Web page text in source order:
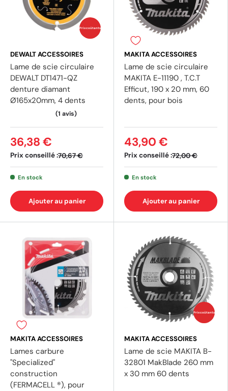
Prix coûtants
DEWALT ACCESSOIRES
Lame de scie circulaire
DEWALT DT1471-QZ
denture diamant
Ø165x20mm, 4 dents
Prix conseillé :70,67 €
36,38 €
En stock
Ajouter au panier
MAKITA ACCESSOIRES
Lame de scie circulaire
MAKITA E-11190 , T.C.T
Efficut, 190 x 20 mm, 60
dents, pour bois
Prix conseillé :72,00 €
43,90 €
En stock
Ajouter au panier
MAKITA ACCESSOIRES
Lames carbure
"Specialized"
construction
(FERMACELL ®), pour
Prix coûtants
MAKITA ACCESSOIRES
Lame de scie MAKITA B-
32801 MakBlade 260 mm
x 30 mm 60 dents